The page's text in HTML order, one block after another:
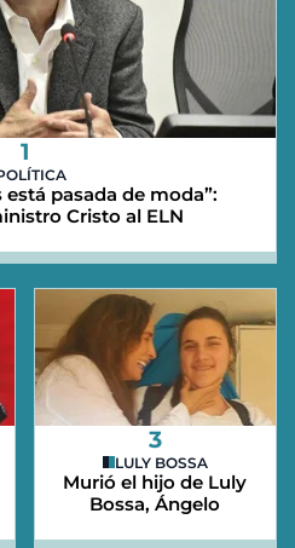
1
está pasada de moda”:
Cristo al ELN
3
LULY BOSSA
Murió el hijo de Luly
Bossa, Ángelo